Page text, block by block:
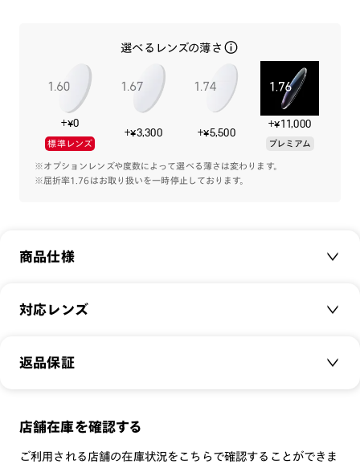
これまでにないメガネの形を定義、ヨロイの張り出しが無い事
によりミニマルで自然な印象の現代的なフォルムを実現しまし
細身のシェイプにより、人の顔に自然に馴染み、台形の鼻パッ
トは顔の印象を変えません。
ファッションスタイルに“今”を取り入れたい方におすすめのメ
フランス人。兄弟で活動し、デザイン業界の中でも今最も注目
活動はプロダクトデザインに留まらず、アート、インテリア全
般、公共建造物など多岐にわたり、各業界の枠にとらわれな
制作物はどれも独自の色使いや繊細さを備えており、現代的な
選べるレンズの薄さ
+¥0
標準レンズ
+¥3,300 +¥5,500
+¥11,000
プレミアム
※オプションレンズや度数によって選べる薄さは変わります。
※屈折率1.76はお取り扱いを一時停止しております。
商品仕様
商品名： Ronan & Erwan Bouroullec SUGATA R
サイズ：
シリーズ： DESIGN
性別： UNISEX
対応レンズ
クリアレンズ（常用・老眼鏡用）
JINS SCREEN
返品保証
メガネの度数が合わなくなっても、
店舗在庫を確認する
ご利用される店舗の在庫状況をこちらで確認することができま